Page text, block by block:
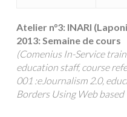
Atelier n°3: INARI
2013: Semaine de cours
(Comenius In-Service
education staff, course
001 :eJournalism 2.0,
Borders Using Web based